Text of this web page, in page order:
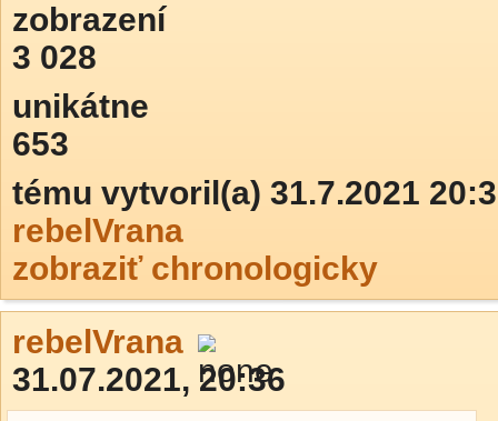
zobrazení
3 028
unikátne
653
tému vytvoril(a) 31.7.2021
rebelVrana
zobraziť chronologicky
rebelVrana
31.07.2021, 20:36